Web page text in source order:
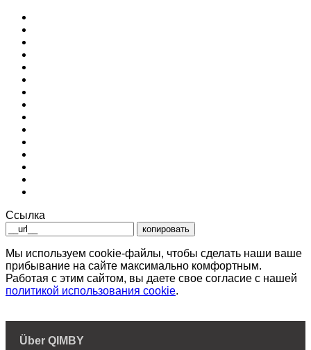
Ссылка
копировать
Мы используем cookie-файлы, чтобы сделать наши ваше
прибывание на сайте максимально комфортным.
Работая с этим сайтом, вы даете свое согласие с нашей
политикой использования cookie.
Über QIMBY